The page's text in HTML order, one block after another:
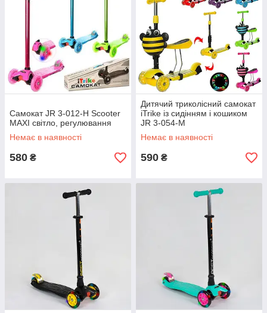
Самокат JR 3-012-H Scooter
MAXI світло, регулювання
Немає в наявності
580 ₴
Дитячий триколісний самокат
iTrike із сидінням і кошиком
JR 3-054-M
Немає в наявності
590 ₴